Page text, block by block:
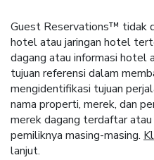
Guest Reservations™ tidak
hotel atau jaringan hotel
dagang atau informasi hotel
tujuan referensi dalam
mengidentifikasi tujuan
nama properti, merek, dan
merek dagang terdaftar
pemiliknya masing-masing.
lanjut.